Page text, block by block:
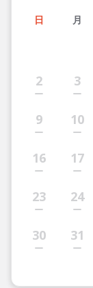
日 月
2 3
9 10
16 17
23 24
30 31